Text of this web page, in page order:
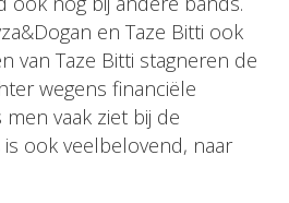
en Taze Bitti ook
van Taze Bitti stagneren de
wegens financiële
vaak ziet bij de
ook veelbelovend, naar